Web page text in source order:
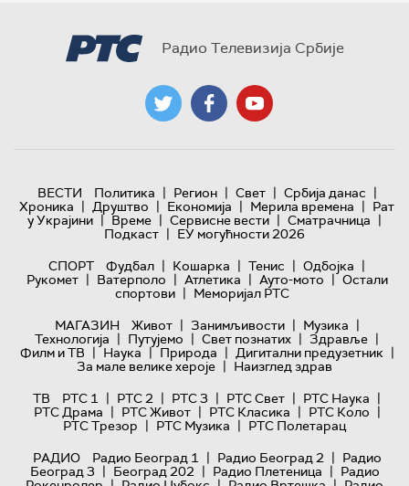
Радио Телевизија Србије
ВЕСТИ Политика | Регион | Свет | Србија данас |
Хроника | Друштво | Економија | Мерила времена | Рат
у Украјини | Време | Сервисне вести | Сматрачница |
Подкаст | ЕУ могућности 2026
СПОРТ
Фудбал | Кошарка | Тенис | Одбојка |
Рукомет | Ватерполо | Атлетика | Ауто-мото | Остали
спортови | Меморијал РТС
МАГАЗИН
Живот | Занимљивости | Музика |
Технологијa | Путујемо | Свет познатих | Здравље |
Филм и ТВ | Наука | Природа | Дигитални предузетник |
За мале велике хероје | Наизглед здрав
ТВ
РТС 1 | РТС 2 | РТС 3 | РТС Свет | РТС Наука |
РТС Драма | РТС Живот | РТС Класика | РТС Коло |
РТС Трезор | РТС Музика | РТС Полетарац
РАДИО
Радио Београд 1 | Радио Београд 2 | Радио
Београд 3 | Београд 202 | Радио Плетеница | Радио